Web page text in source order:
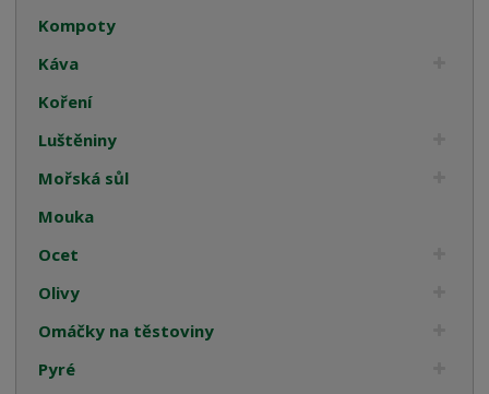
Kompoty
Káva
Koření
Luštěniny
Mořská sůl
Mouka
Ocet
Olivy
Omáčky na těstoviny
Pyré